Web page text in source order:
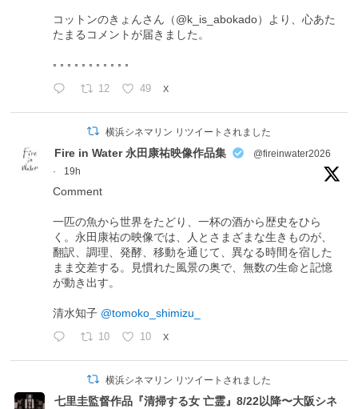
コットンのきょんさん（@k_is_abokado）より、心あた
たまるコメントが届きました。
◦ ◦ ◦ ◦ ◦ ◦ ◦ ◦ ◦ ◦ ◦
12 49 X
横浜シネマリン リツイートされました
Fire in Water 永田康祐映像作品集
@fireinwater2026
·
19h
Comment
一匹の魚から世界をたどり、一杯の酒から歴史をひら
く。永田康祐の映像では、人とさまざまな生きものが、
翻訳、調理、発酵、移動を通じて、異なる時間を宿した
まま交差する。見慣れた風景の奥で、無数の生命と記憶
が動き出す。
清水知子 @tomoko_shimizu_
10 10 X
横浜シネマリン リツイートされました
七里圭監督作品『清掃する女 亡霊』8/22以降〜大阪シネ